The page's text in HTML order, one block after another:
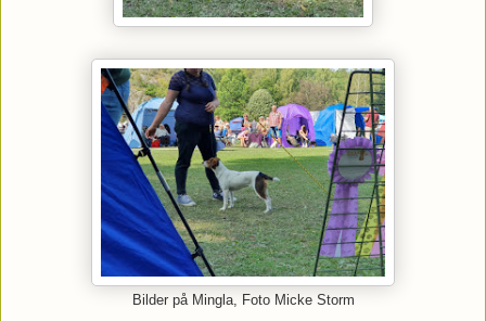
Bilder på Mingla, Foto Micke Storm